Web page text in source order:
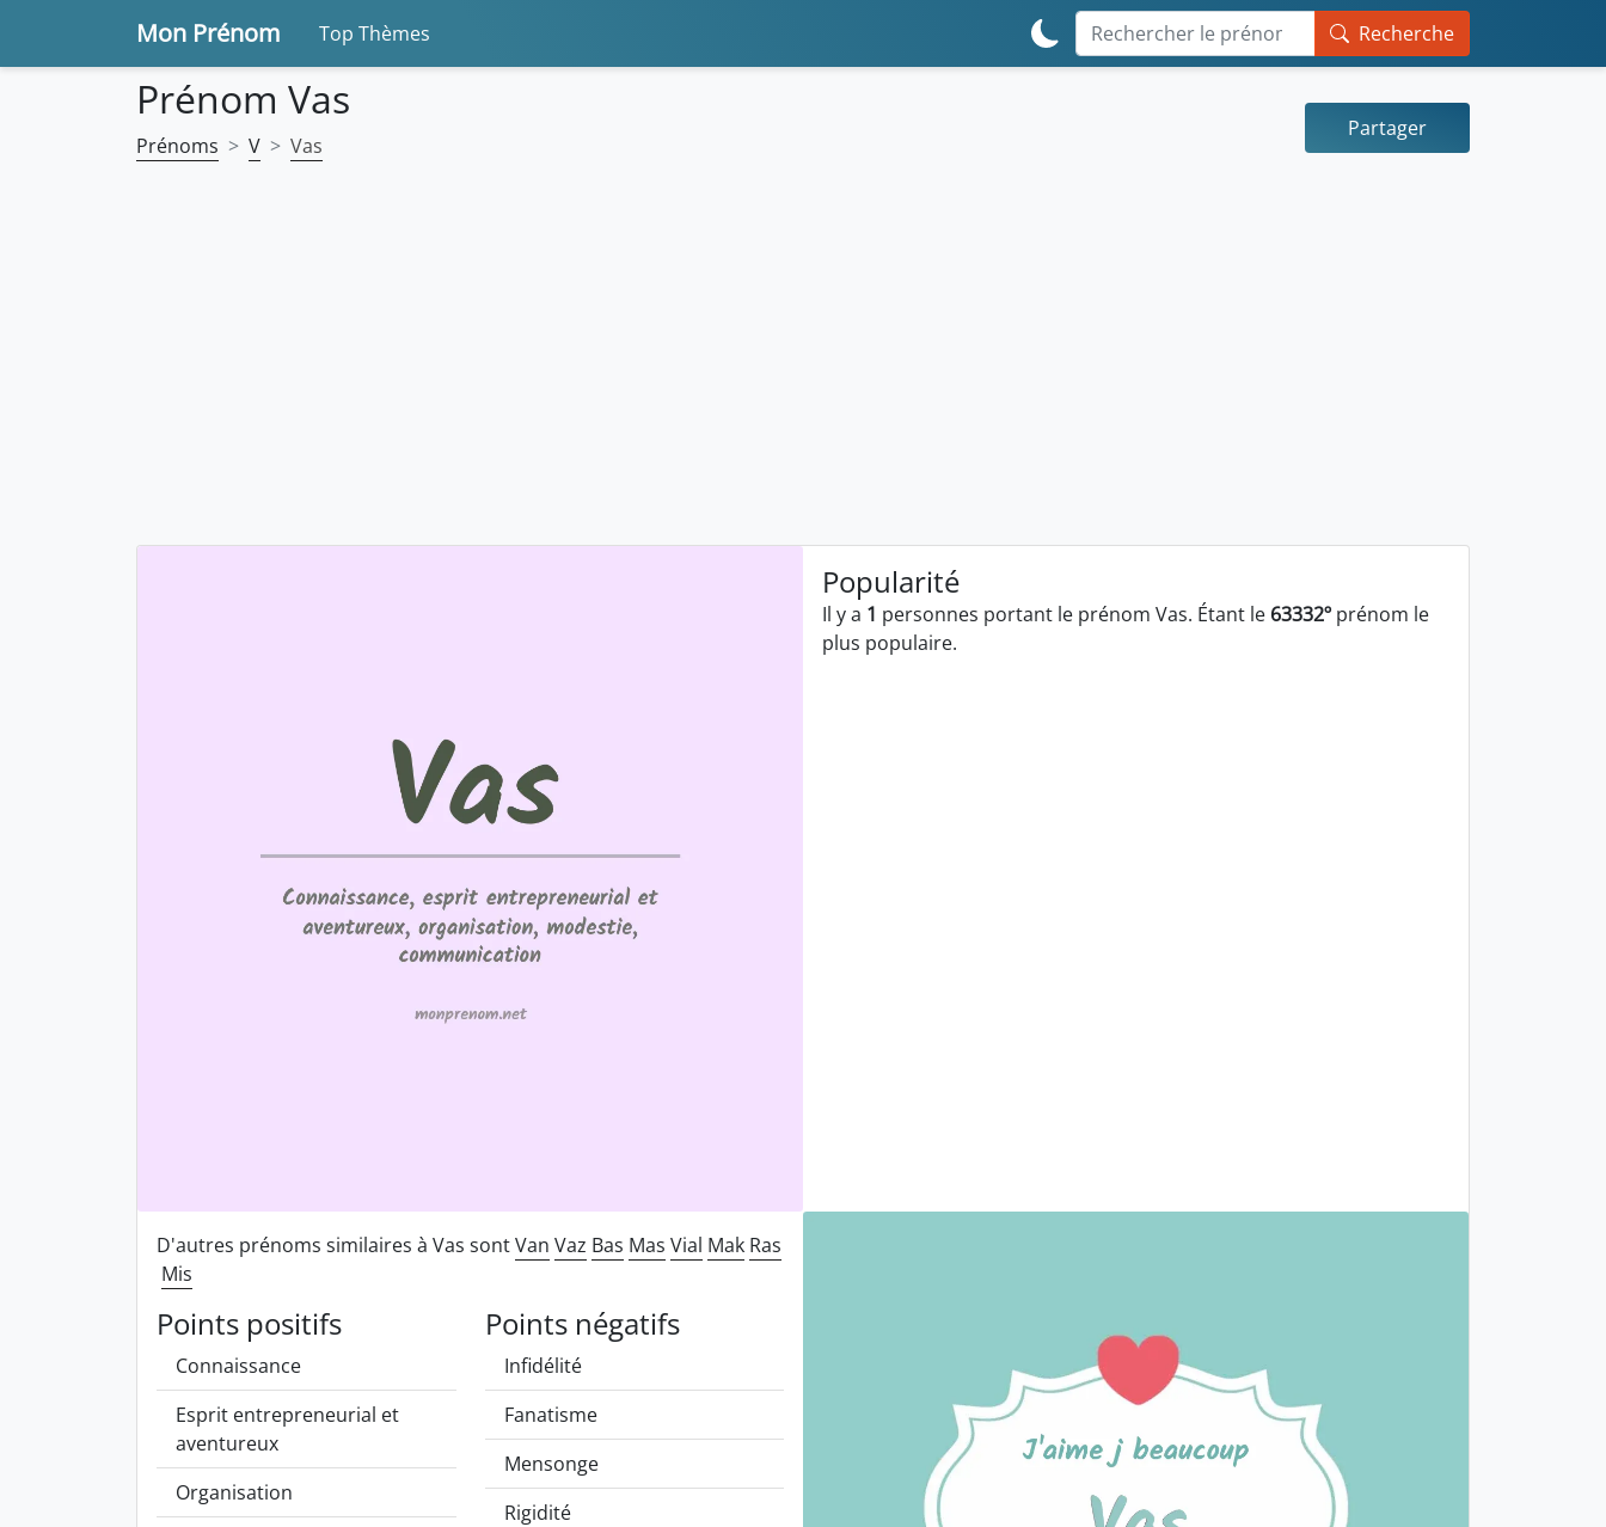
Mon Prénom Top Thèmes Recherche
Prénom Vas
Prénoms V Vas
Partager
Popularité
Il y a 1 personnes portant le prénom Vas. Étant le 63332º prénom le
plus populaire.
D'autres prénoms similaires à Vas sontVan Vaz Bas Mas Vial Mak Ras
Mis
Points positifs
Connaissance
Esprit entrepreneurial et
aventureux
Organisation
Points négatifs
Infidélité
Fanatisme
Mensonge
Rigidité